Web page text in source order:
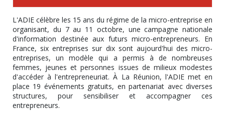
L'ADIE célèbre les 15 ans du régime de la micro-entreprise en
organisant, du 7 au 11 octobre, une campagne nationale
d'information destinée aux futurs micro-entrepreneurs. En
France, six entreprises sur dix sont aujourd'hui des micro-
entreprises, un modèle qui a permis à de nombreuses
femmes, jeunes et personnes issues de milieux modestes
d'accéder à l'entrepreneuriat. À La Réunion, l'ADIE met en
place 19 événements gratuits, en partenariat avec diverses
structures, pour sensibiliser et accompagner ces
entrepreneurs.